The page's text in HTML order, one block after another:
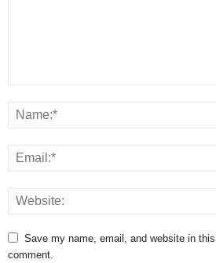
Save my name, email, and website in
comment.